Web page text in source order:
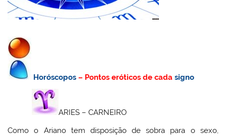
Horóscopos – Pontos eróticos de cadasigno
ARIES – CARNEIRO
Como o Ariano tem disposição de sobra para o sexo,